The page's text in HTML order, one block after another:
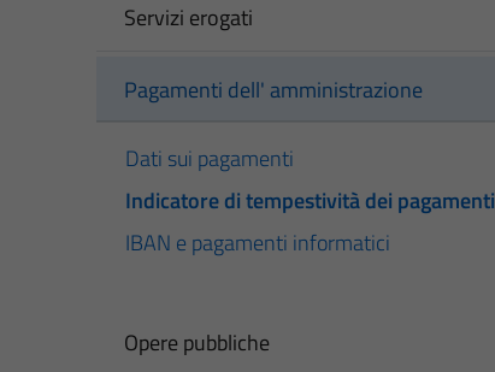
Servizi erogati
Pagamenti dell' amministrazione
Dati sui pagamenti
Indicatore di tempestività dei pagamenti
IBAN e pagamenti informatici
Opere pubbliche